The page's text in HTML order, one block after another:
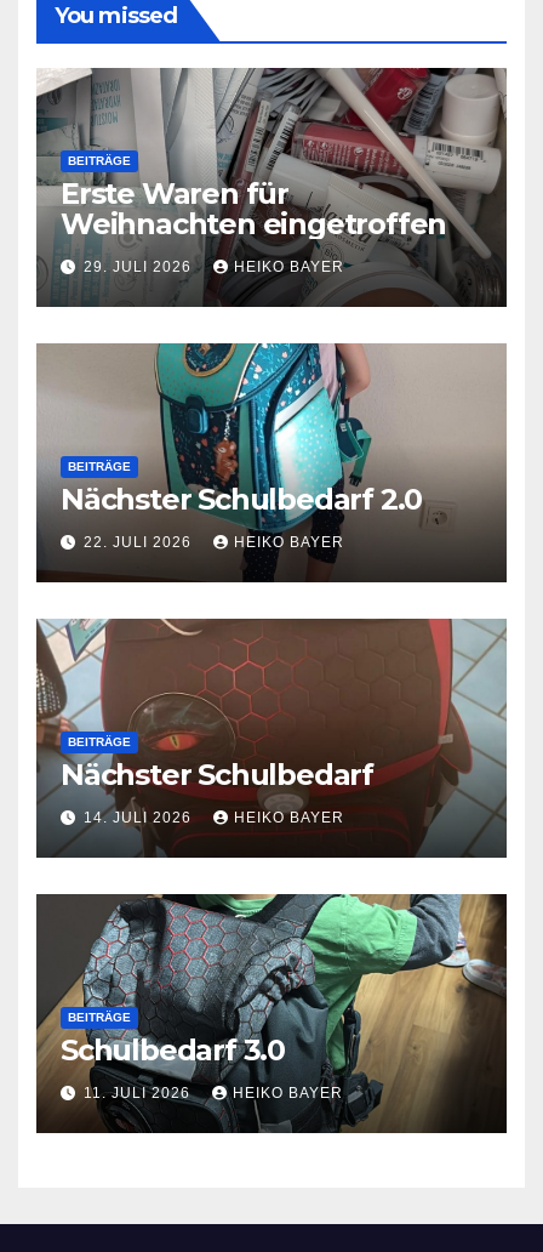
You missed
BEITRÄGE
Erste Waren für
Weihnachten eingetroffen
29. JULI 2026 HEIKO BAYER
BEITRÄGE
Nächster Schulbedarf 2.0
22. JULI 2026 HEIKO BAYER
BEITRÄGE
Nächster Schulbedarf
14. JULI 2026 HEIKO BAYER
BEITRÄGE
Schulbedarf 3.0
11. JULI 2026 HEIKO BAYER